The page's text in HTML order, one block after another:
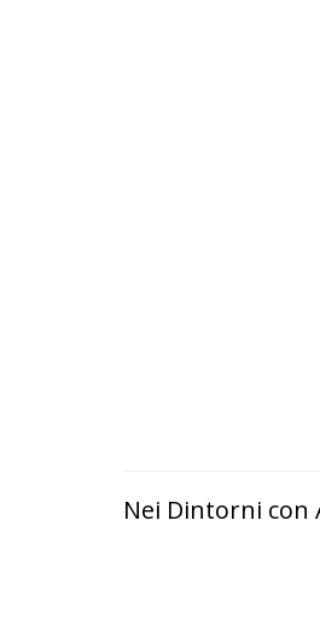
Nei Dintorni con